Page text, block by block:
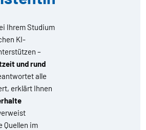
Ihrem Studium
KI-
–
und rund
alle
erklärt Ihnen
Quellen im